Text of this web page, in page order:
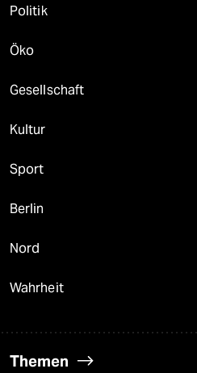
Politik
Öko
Gesellschaft
Kultur
Sport
Berlin
Nord
Wahrheit
Themen